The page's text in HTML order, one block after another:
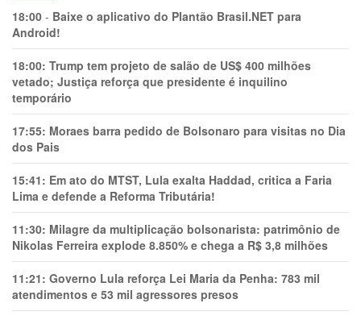
18:00 - Baixe o aplicativo do Plantão Brasil.NET para
Android!
18:00: Trump tem projeto de salão de US$ 400 milhões
vetado; Justiça reforça que presidente é inquilino
temporário
17:55: Moraes barra pedido de Bolsonaro para visitas no Dia
dos Pais
15:41: Em ato do MTST, Lula exalta Haddad, critica a Faria
Lima e defende a Reforma Tributária!
11:30: Milagre da multiplicação bolsonarista: patrimônio de
Nikolas Ferreira explode 8.850% e chega a R$ 3,8 milhões
11:21: Governo Lula reforça Lei Maria da Penha: 783 mil
atendimentos e 53 mil agressores presos